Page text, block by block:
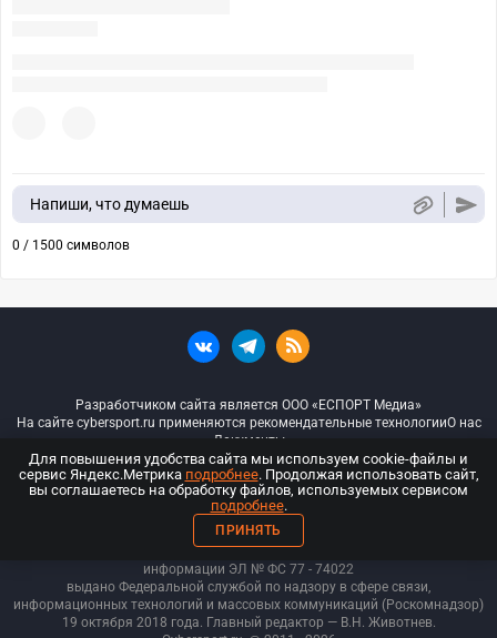
Напиши, что думаешь
0 / 1500 символов
Разработчиком сайта является ООО «ЕСПОРТ Медиа»
На сайте cybersport.ru применяются рекомендательные технологииО нас
Документы
© ООО «Киберспорт.ру» — Все права защищены
18+
ООО «Киберспорт.ру». Свидетельство о регистрации средств массовой
информации ЭЛ № ФС 77 - 74022
выдано Федеральной службой по надзору в сфере связи,
информационных технологий и массовых коммуникаций (Роскомнадзор)
19 октября 2018 года. Главный редактор — В.Н. Животнев.
Для повышения удобства сайта мы используем cookie-файлы и
сервис Яндекс.Метрика подробнее. Продолжая использовать сайт,
вы соглашаетесь на обработку файлов, используемых сервисом
подробнее.
ПРИНЯТЬ